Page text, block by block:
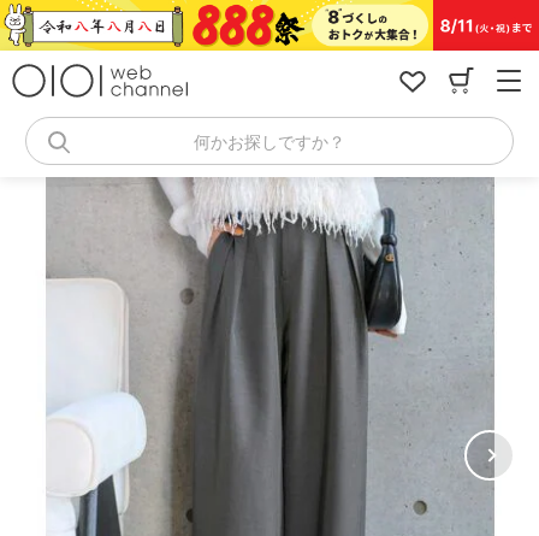
コ
ン
何かお探しですか？